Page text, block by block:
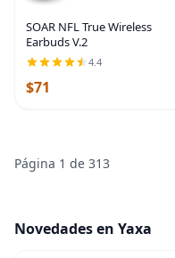
SOAR NFL True Wireless
Earbuds V.2
4.4
$71
Página 1 de 313
Novedades en Yaxa